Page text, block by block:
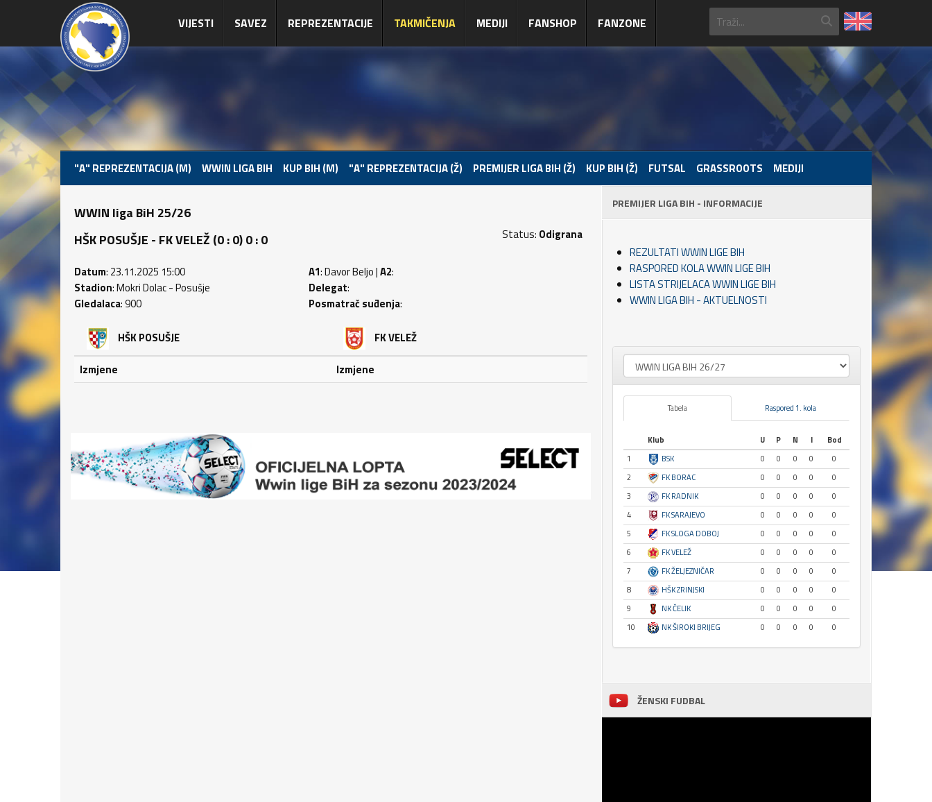
VIJESTI SAVEZ REPREZENTACIJE TAKMIČENJA MEDIJI FANSHOP FANZONE
"A" REPREZENTACIJA (M) WWIN LIGA BIH KUP BIH (M) "A" REPREZENTACIJA (Ž) PREMIJER LIGA BIH (Ž) KUP BIH (Ž) FUTSAL GRASSROOTS MEDIJI
WWIN liga BiH 25/26
HŠK POSUŠJE - FK VELEŽ (0 : 0) 0 : 0
Status: Odigrana
Datum: 23.11.2025 15:00
Stadion: Mokri Dolac - Posušje
Gledalaca: 900
A1: Davor Beljo |A2:
Delegat:
Posmatrač suđenja:
HŠK POSUŠJE
Izmjene
FK VELEŽ
Izmjene
PREMIJER LIGA BIH - INFORMACIJE
REZULTATI WWIN LIGE BIH
RASPORED KOLA WWIN LIGE BIH
LISTA STRIJELACA WWIN LIGE BIH
WWIN LIGA BIH - AKTUELNOSTI
Tabela Raspored 1. kola
Klub U P N I
Bod
1
BSK 0 0 0 0
0
2
FK BORAC 0 0 0 0
0
3
FK RADNIK 0 0 0 0
0
4
FK SARAJEVO 0 0 0 0
0
5
FK SLOGA DOBOJ 0 0 0 0
0
6
FK VELEŽ 0 0 0 0
0
7
FK ŽELJEZNIČAR 0 0 0 0
0
8
HŠK ZRINJSKI 0 0 0 0
0
9
NK ČELIK 0 0 0 0
0
10
NK ŠIROKI BRIJEG 0 0 0 0 0
ŽENSKI FUDBAL